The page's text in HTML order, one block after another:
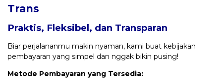
Trans
Praktis, Fleksibel, dan Transparan
Biar perjalananmu makin nyaman, kami buat kebijakan
pembayaran yang simpel dan nggak bikin pusing!
Metode Pembayaran yang Tersedia: